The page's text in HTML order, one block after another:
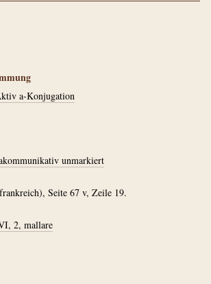
a-Konjugation
unmarkiert
Seite 67 v, Zeile 19.
2, mallare